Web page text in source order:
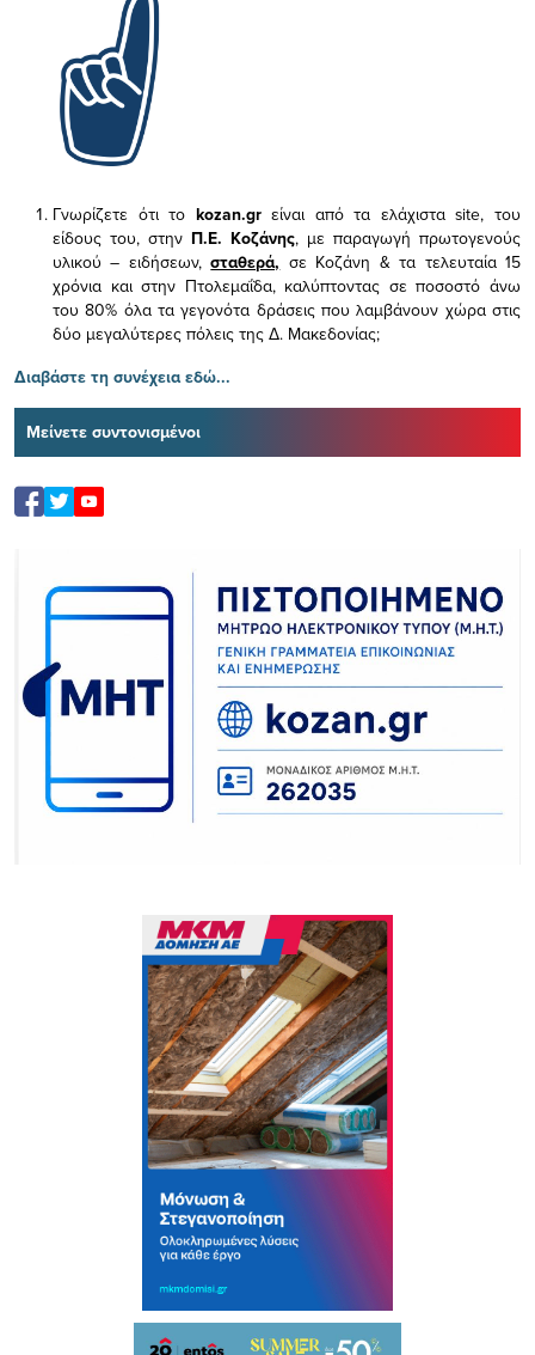
Γνωρίζετε ότι το kozan.gr είναι από τα ελάχισταsite, του
είδους του, στην Π.Ε. Κοζάνης, με παραγωγή πρωτογενούς
υλικού – ειδήσεων,σταθερά, σε Κοζάνη & τα τελευταία 15
χρόνια και στην Πτολεμαΐδα, καλύπτοντας σε ποσοστό άνω
του 80% όλα τα γεγονότα δράσεις που λαμβάνουν χώρα στις
δύο μεγαλύτερες πόλεις της Δ. Μακεδονίας;
Διαβάστε τη συνέχεια εδώ...
Μείνετε συντονισμένοι